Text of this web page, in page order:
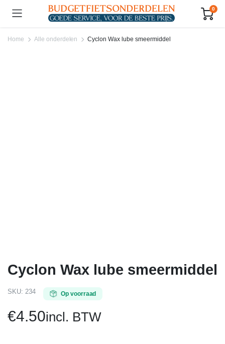
0
Home Alle onderdelen Cyclon Wax lube smeermiddel
Cyclon Wax lube smeermiddel
SKU: 234 Op voorraad
€4.50incl. BTW